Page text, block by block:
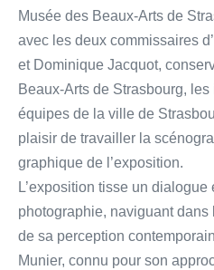
Musée des Beaux-Arts de
avec les deux commissaires
et Dominique Jacquot,
Beaux-Arts de Strasbourg,
équipes de la ville de
plaisir de travailler la
graphique de l’exposition.
L’exposition tisse un dialogue
photographie, naviguant
de sa perception
Munier, connu pour son